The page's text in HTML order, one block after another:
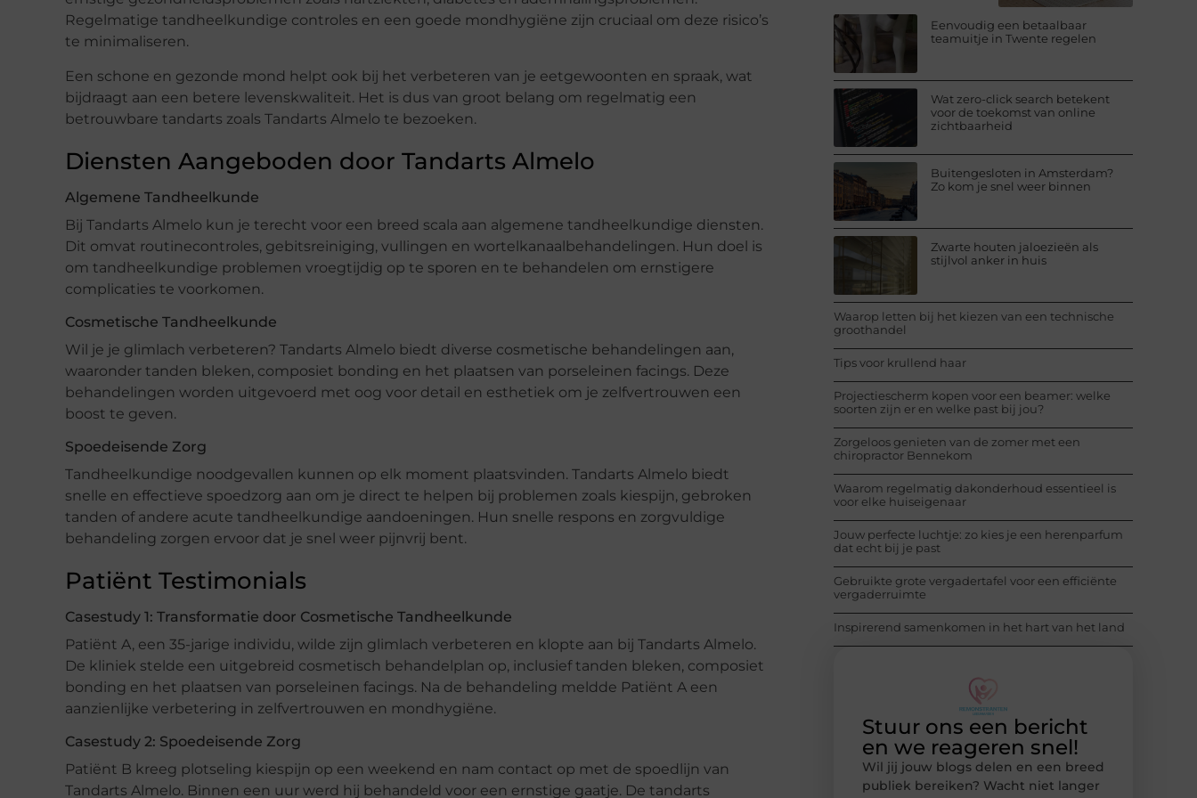
Regelmatige tandheelkundige controles en een goede mondhygiëne zijn cruciaal om deze risico’s
te minimaliseren.
Een schone en gezonde mond helpt ook bij het verbeteren van je eetgewoonten en spraak, wat
bijdraagt aan een betere levenskwaliteit. Het is dus van groot belang om regelmatig een
betrouwbare tandarts zoals Tandarts Almelo te bezoeken.
Diensten Aangeboden door Tandarts Almelo
Algemene Tandheelkunde
Bij Tandarts Almelo kun je terecht voor een breed scala aan algemene tandheelkundige diensten.
Dit omvat routinecontroles, gebitsreiniging, vullingen en wortelkanaalbehandelingen. Hun doel is
om tandheelkundige problemen vroegtijdig op te sporen en te behandelen om ernstigere
complicaties te voorkomen.
Cosmetische Tandheelkunde
Wil je je glimlach verbeteren? Tandarts Almelo biedt diverse cosmetische behandelingen aan,
waaronder tanden bleken, composiet bonding en het plaatsen van porseleinen facings. Deze
behandelingen worden uitgevoerd met oog voor detail en esthetiek om je zelfvertrouwen een
boost te geven.
Spoedeisende Zorg
Tandheelkundige noodgevallen kunnen op elk moment plaatsvinden. Tandarts Almelo biedt
snelle en effectieve spoedzorg aan om je direct te helpen bij problemen zoals kiespijn, gebroken
tanden of andere acute tandheelkundige aandoeningen. Hun snelle respons en zorgvuldige
behandeling zorgen ervoor dat je snel weer pijnvrij bent.
Patiënt Testimonials
Casestudy 1: Transformatie door Cosmetische Tandheelkunde
Patiënt A, een 35-jarige individu, wilde zijn glimlach verbeteren en klopte aan bij Tandarts Almelo.
De kliniek stelde een uitgebreid cosmetisch behandelplan op, inclusief tanden bleken, composiet
bonding en het plaatsen van porseleinen facings. Na de behandeling meldde Patiënt A een
aanzienlijke verbetering in zelfvertrouwen en mondhygiëne.
Casestudy 2: Spoedeisende Zorg
Patiënt B kreeg plotseling kiespijn op een weekend en nam contact op met de spoedlijn van
Tandarts Almelo. Binnen een uur werd hij behandeld voor een ernstige gaatje. De tandarts
Eenvoudig een betaalbaar
teamuitje in Twente regelen
Wat zero-click search betekent
voor de toekomst van online
zichtbaarheid
Buitengesloten in Amsterdam?
Zo kom je snel weer binnen
Zwarte houten jaloezieën als
stijlvol anker in huis
Waarop letten bij het kiezen van een technische
groothandel
Tips voor krullend haar
Projectiescherm kopen voor een beamer: welke
soorten zijn er en welke past bij jou?
Zorgeloos genieten van de zomer met een
chiropractor Bennekom
Waarom regelmatig dakonderhoud essentieel is
voor elke huiseigenaar
Jouw perfecte luchtje: zo kies je een herenparfum
dat echt bij je past
Gebruikte grote vergadertafel voor een efficiënte
vergaderruimte
Inspirerend samenkomen in het hart van het land
Stuur ons een bericht
en we reageren snel!
Wil jij jouw blogs delen en een breed
publiek bereiken? Wacht niet langer